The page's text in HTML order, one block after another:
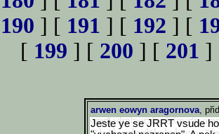
190 ] [ 191 ] [ 192 ] [
[ 199 ] [ 200 ] [ 201 ]
arwen eowyn aragornova,
Jeste ye se JRRT vsude